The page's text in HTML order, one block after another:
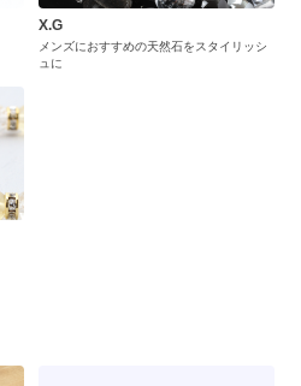
X.G
メンズにおすすめの天然石をスタイリッシ
ュに